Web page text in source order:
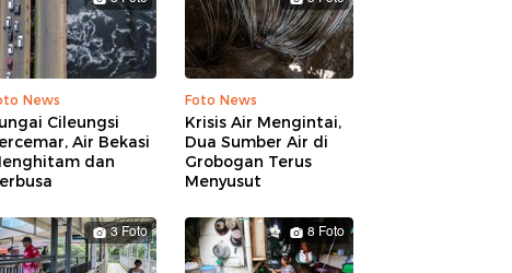
News
Cileungsi
Air Bekasi
dan
Foto News
Krisis Air Mengintai,
Dua Sumber Air di
Grobogan Terus
Menyusut
3 Foto 8 Foto